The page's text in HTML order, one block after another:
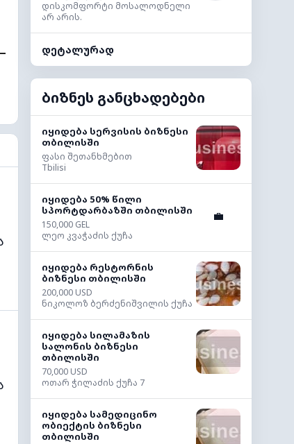
დისკომფორტი მოსალოდნელი
არ არის.
დეტალურად
ბიზნეს განცხადებები
იყიდება სერვისის ბიზნესი
თბილისში
ფასი შეთანხმებით
Tbilisi
იყიდება 50% წილი
სპორტდარბაზში თბილისში
150,000 GEL
ლეო კვაჭაძის ქუჩა
💼
იყიდება რესტორნის
ბიზნესი თბილისში
200,000 USD
ნიკოლოზ ბერძენიშვილის ქუჩა
იყიდება სილამაზის
სალონის ბიზნესი
თბილისში
70,000 USD
ოთარ ჭილაძის ქუჩა 7
იყიდება სამედიცინო
ობიექტის ბიზნესი
თბილისში